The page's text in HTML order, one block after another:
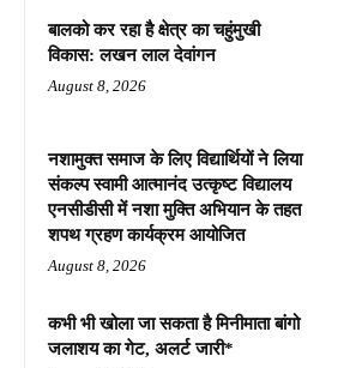
बालको कर रहा है क्षेत्र का चहुंमुखी
विकास: लखन लाल देवांगन
August 8, 2026
नशामुक्त समाज के लिए विद्यार्थियों ने लिया
संकल्प स्वामी आत्मानंद उत्कृष्ट विद्यालय
एनसीडीसी में नशा मुक्ति अभियान के तहत
शपथ ग्रहण कार्यक्रम आयोजित
August 8, 2026
कभी भी खोला जा सकता है मिनीमाता बांगो
जलाशय का गेट, अलर्ट जारी*